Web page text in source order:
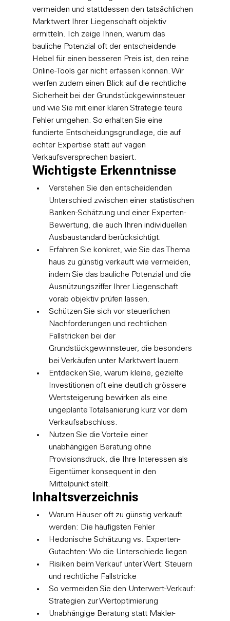
vermeiden und stattdessen den tatsächlichen
Marktwert Ihrer Liegenschaft objektiv
ermitteln. Ich zeige Ihnen, warum das
bauliche Potenzial oft der entscheidende
Hebel für einen besseren Preis ist, den reine
Online-Tools gar nicht erfassen können. Wir
werfen zudem einen Blick auf die rechtliche
Sicherheit bei der Grundstückgewinnsteuer
und wie Sie mit einer klaren Strategie teure
Fehler umgehen. So erhalten Sie eine
fundierte Entscheidungsgrundlage, die auf
echter Expertise statt auf vagen
Verkaufsversprechen basiert.
Wichtigste Erkenntnisse
Verstehen Sie den entscheidenden
Unterschied zwischen einer statistischen
Banken-Schätzung und einer Experten-
Bewertung, die auch Ihren individuellen
Ausbaustandard berücksichtigt.
Erfahren Sie konkret, wie Sie das Thema
haus zu günstig verkauft wie vermeiden,
indem Sie das bauliche Potenzial und die
Ausnützungsziffer Ihrer Liegenschaft
vorab objektiv prüfen lassen.
Schützen Sie sich vor steuerlichen
Nachforderungen und rechtlichen
Fallstricken bei der
Grundstückgewinnsteuer, die besonders
bei Verkäufen unter Marktwert lauern.
Entdecken Sie, warum kleine, gezielte
Investitionen oft eine deutlich grössere
Wertsteigerung bewirken als eine
ungeplante Totalsanierung kurz vor dem
Verkaufsabschluss.
Nutzen Sie die Vorteile einer
unabhängigen Beratung ohne
Provisionsdruck, die Ihre Interessen als
Eigentümer konsequent in den
Mittelpunkt stellt.
Inhaltsverzeichnis
Warum Häuser oft zu günstig verkauft
werden: Die häufigsten Fehler
Hedonische Schätzung vs. Experten-
Gutachten: Wo die Unterschiede liegen
Risiken beim Verkauf unter Wert: Steuern
und rechtliche Fallstricke
So vermeiden Sie den Unterwert-Verkauf:
Strategien zur Wertoptimierung
Unabhängige Beratung statt Makler-